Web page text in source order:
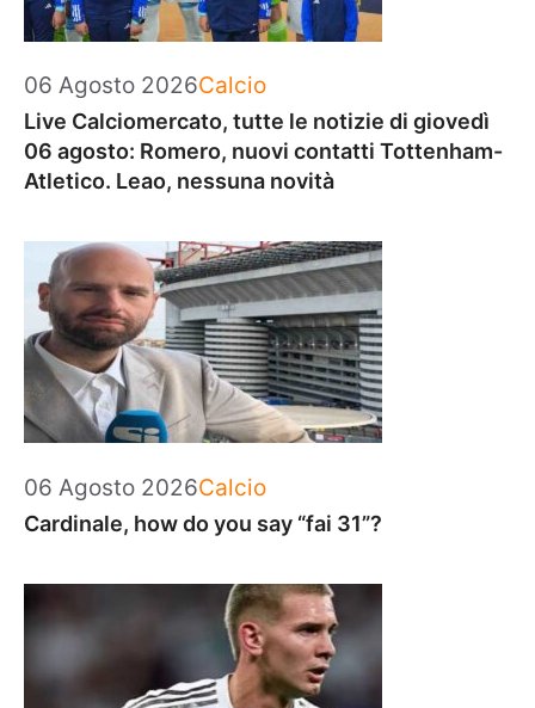
06 Agosto 2026Categorie
Calcio
Live Calciomercato, tutte le notizie di giovedì
06 agosto: Romero, nuovi contatti Tottenham-
Atletico. Leao, nessuna novità
06 Agosto 2026Categorie
Calcio
Cardinale, how do you say “fai 31”?